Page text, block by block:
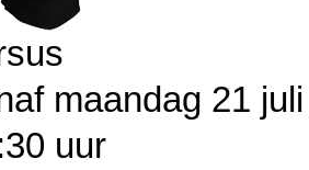
maandag 21
uur